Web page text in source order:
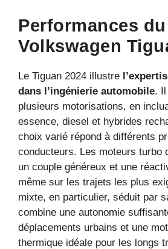
Performances du
Volkswagen
Le Tiguan 2024 illustre
dans l’ingénierie automobile.
plusieurs motorisations, en
essence, diesel et hybrides
choix varié répond à différents
conducteurs. Les moteurs turbo
un couple généreux et une
même sur les trajets les plus
mixte, en particulier, séduit par
combine une autonomie
déplacements urbains et une
thermique idéale pour les longs